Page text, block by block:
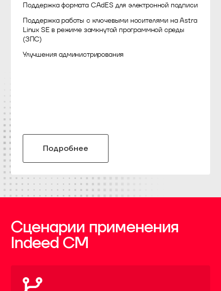
Поддержка формата CAdES для электронной подписи
Поддержка работы с ключевыми носителями на Astra
Linux SE в режиме замкнутой программной среды
(ЗПС)
Улучшения администрирования
Подробнее
Сценарии применения
Indeed CM